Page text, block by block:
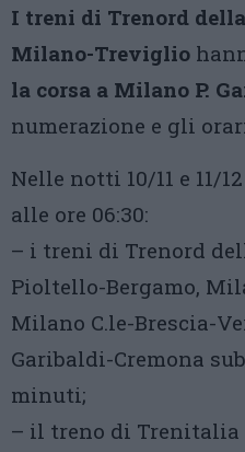
I treni di Trenord
Milano-Treviglio
la corsa a Milano P.
numerazione e gli
Nelle notti 10/11 e 11/
alle ore 06:30:
– i treni di Trenord
Pioltello-Bergamo,
Milano C.le-Brescia-
Garibaldi-Cremona
minuti;
– il treno di Trenitalia